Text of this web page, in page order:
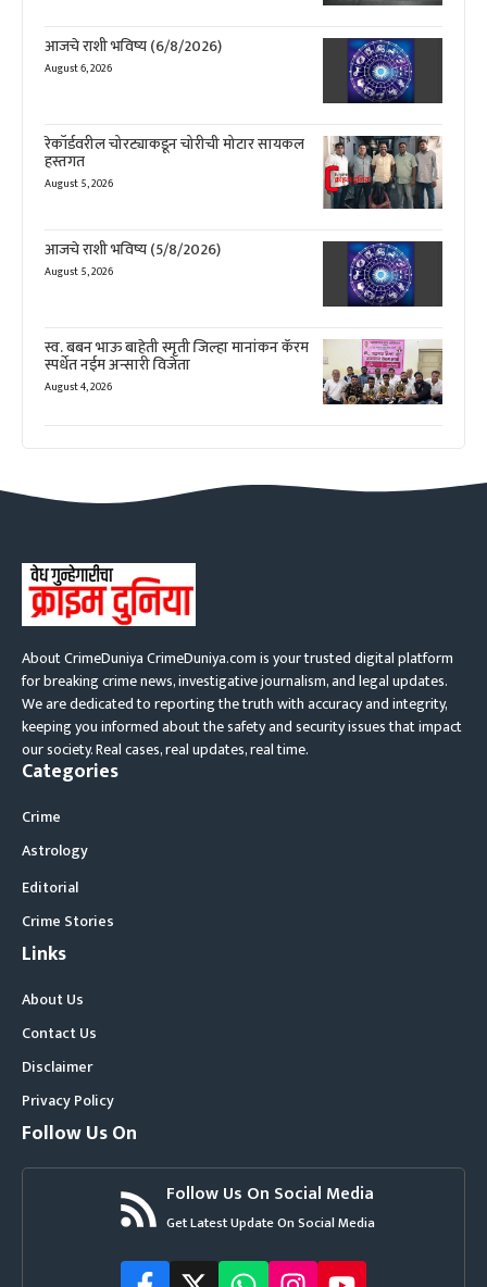
आजचे राशी भविष्य (6/8/2026)
August 6, 2026
रेकॉर्डवरील चोरट्याकडून चोरीची मोटार सायकल
हस्तगत
August 5, 2026
आजचे राशी भविष्य (5/8/2026)
August 5, 2026
स्व. बबन भाऊ बाहेती स्मृती जिल्हा मानांकन कॅरम
स्पर्धेत नईम अन्सारी विजेता
August 4, 2026
About CrimeDuniya CrimeDuniya.com is your trusted digital platform
for breaking crime news, investigative journalism, and legal updates.
We are dedicated to reporting the truth with accuracy and integrity,
keeping you informed about the safety and security issues that impact
our society. Real cases, real updates, real time.
Categories
Crime
Astrology
Editorial
Crime Stories
Links
About Us
Contact Us
Disclaimer
Privacy Policy
Follow Us On
Follow Us On Social Media
Get Latest Update On Social Media